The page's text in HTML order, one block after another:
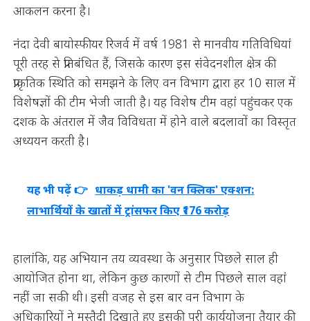
आकलन करना है।
नंदा देवी बायोस्फीयर रिजर्व में वर्ष 1981 से मानवीय गतिविधियां
पूरी तरह से प्रतिबंधित हैं, जिसके कारण इस संवेदनशील क्षेत्र की
प्राकृतिक स्थिति को समझने के लिए वन विभाग द्वारा हर 10 साल में
विशेषज्ञों की टीम भेजी जाती है। यह विशेष टीम वहां पहुंचकर एक
दशक के अंतराल में जैव विविधता में होने वाले बदलावों का विस्तृत
अध्ययन करती है।
यह भी पढ़ें 👉 धाकड़ धामी का 'वन क्लिक' एक्शन:
लाभार्थियों के खातों में ट्रांसफर किए ₹176 करोड़
हालांकि, यह अभियान तय व्यवस्था के अनुसार पिछले साल ही
आयोजित होना था, लेकिन कुछ कारणों से टीम पिछले साल वहां
नहीं जा सकी थी। इसी वजह से इस बार वन विभाग के
अधिकारियों ने मुस्तैदी दिखाते हुए इसकी पूरी कार्ययोजना तैयार की